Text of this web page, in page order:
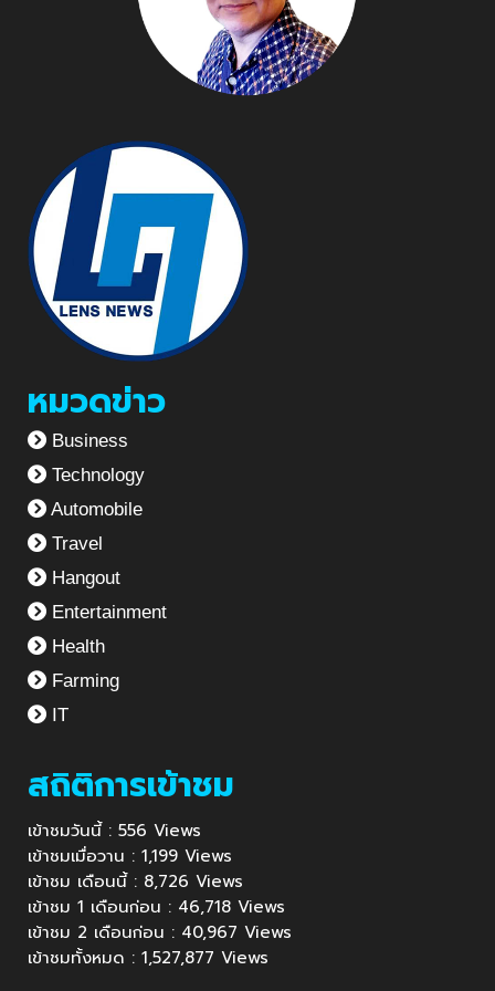
หมวดข่าว
Business
Technology
Automobile
Travel
Hangout
Entertainment
Health
Farming
IT
สถิติการเข้าชม
เข้าชมวันนี้ : 556 Views
เข้าชมเมื่อวาน : 1,199 Views
เข้าชม เดือนนี้ : 8,726 Views
เข้าชม 1 เดือนก่อน : 46,718 Views
เข้าชม 2 เดือนก่อน : 40,967 Views
เข้าชมทั้งหมด : 1,527,877 Views